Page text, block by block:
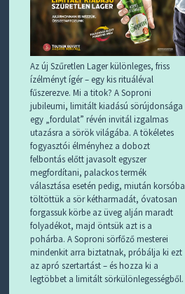
Az új Szűretlen Lager különleges, friss
ízélményt ígér – egy kis rituáléval
fűszerezve. Mi a titok? A Soproni
jubileumi, limitált kiadású sörújdonsága
egy „fordulat” révén invitál izgalmas
utazásra a sörök világába. A tökéletes
fogyasztói élményhez a dobozt
felbontás előtt javasolt egyszer
megfordítani, palackos termék
választása esetén pedig, miután korsóba
töltöttük a sör kétharmadát, óvatosan
forgassuk körbe az üveg alján maradt
folyadékot, majd öntsük azt is a
pohárba. A Soproni sörfőző mesterei
mindenkit arra biztatnak, próbálja ki ezt
az apró szertartást – és hozza ki a
legtöbbet a limitált sörkülönlegességből.